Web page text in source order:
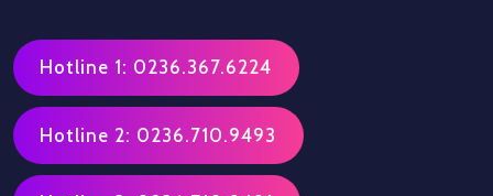
Hotline 1: 0236.367.6224
Hotline 2: 0236.710.9493